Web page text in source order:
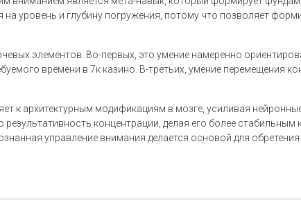
уровень и глубину погружения, потому что позволяет
элементов. Во-первых, это умение намеренно
времени в 7к казино. В-третьих, умение перемещения
к архитектурным модификациям в мозге, усиливая
концентрации, делая его более
управление внимания делается основой для